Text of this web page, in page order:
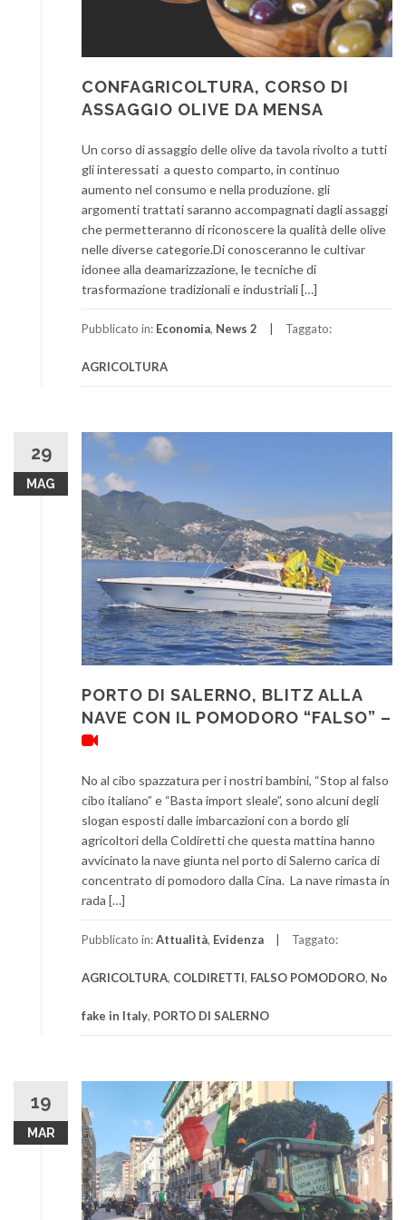
CONFAGRICOLTURA, CORSO DI
ASSAGGIO OLIVE DA MENSA
Un corso di assaggio delle olive da tavola rivolto a tutti
gli interessati a questo comparto, in continuo
aumento nel consumo e nella produzione. gli
argomenti trattati saranno accompagnati dagli assaggi
che permetteranno di riconoscere la qualità delle olive
nelle diverse categorie.Di conosceranno le cultivar
idonee alla deamarizzazione, le tecniche di
trasformazione tradizionali e industriali […]
Pubblicato in: Economia, News 2 Taggato:
AGRICOLTURA
29
MAG
PORTO DI SALERNO, BLITZ ALLA
NAVE CON IL POMODORO “FALSO” –
No al cibo spazzatura per i nostri bambini, “Stop al falso
cibo italiano” e “Basta import sleale”, sono alcuni degli
slogan esposti dalle imbarcazioni con a bordo gli
agricoltori della Coldiretti che questa mattina hanno
avvicinato la nave giunta nel porto di Salerno carica di
concentrato di pomodoro dalla Cina. La nave rimasta in
rada […]
Pubblicato in:Attualità, Evidenza Taggato:
AGRICOLTURA, COLDIRETTI, FALSO POMODORO, No
fake in Italy, PORTO DI SALERNO
19
MAR